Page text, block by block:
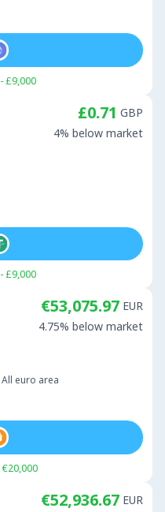
£9,000
£0.71 GBP
4% below market
£9,000
euro area
€53,075.97 EUR
4.75% below market
€20,000
€52,936.67 EUR